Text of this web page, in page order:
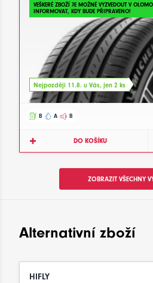
VEŠKERÉ ZBOŽÍ JE MOŽNÉ VYZVEDOUT V
INFORMOVAT, KDY BUDE PŘIPRAVENO!
Nejpozději 11.8. u Vás, jen 2 ks
B A B
DO KOŠÍKU
ZOBRAZIT VŠECHNY
Alternativní zboží
HIFLY